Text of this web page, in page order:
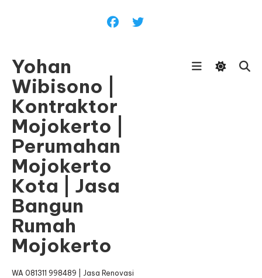
Yohan
Wibisono |
Kontraktor
Mojokerto |
Perumahan
Mojokerto
Kota | Jasa
Bangun
Rumah
Mojokerto
WA 081311 998489 | Jasa Renovasi